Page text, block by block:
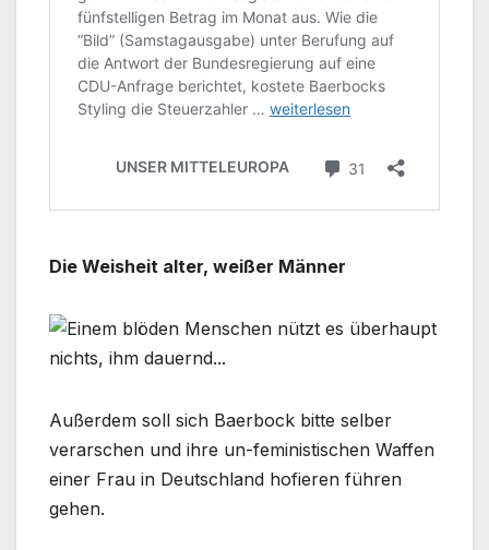
Die Weisheit alter, weißer Männer
Außerdem soll sich Baerbock bitte selber
verarschen und ihre un-feministischen Waffen
einer Frau in Deutschland hofieren führen
gehen.